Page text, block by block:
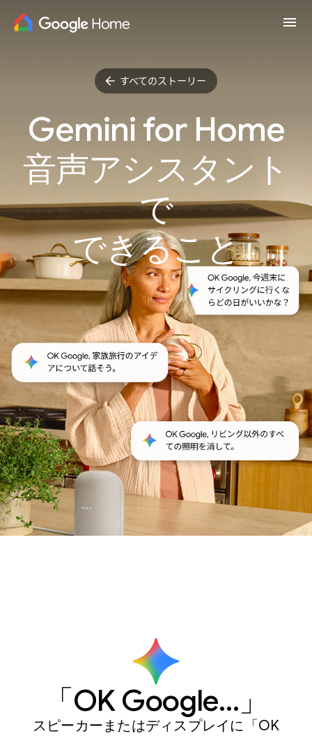
arrow_right_alt すべてのストーリー
Gemini for Home
音声アシスタント
で
できること
「OK Google…」
スピーカーまたはディスプレイに「OK